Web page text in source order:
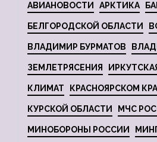
АВИАНОВОСТИ АРКТИКА
БЕЛГОРОДСКОЙ ОБЛАСТИ
ВЛАДИМИР БУРМАТОВ
ЗЕМЛЕТРЯСЕНИЯ
КЛИМАТ КРАСНОЯРСКОМ
КУРСКОЙ ОБЛАСТИ МЧС
МИНОБОРОНЫ РОССИИ